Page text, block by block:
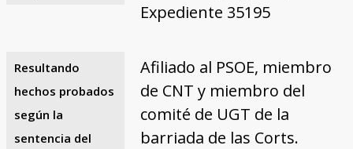
Expediente 35195
Resultando
hechos probados
según la
sentencia del
Afiliado al PSOE, miembro
de CNT y miembro del
comité de UGT de la
barriada de las Corts.